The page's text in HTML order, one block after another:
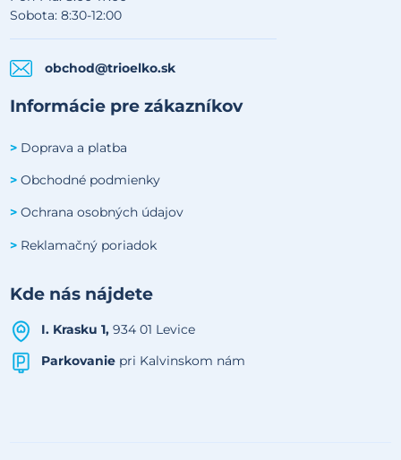
Sobota: 8:30-12:00
obchod@trioelko.sk
Informácie pre zákazníkov
> Doprava a platba
> Obchodné podmienky
> Ochrana osobných údajov
> Reklamačný poriadok
Kde nás nájdete
I. Krasku 1,934 01 Levice
Parkovanie pri Kalvinskom nám